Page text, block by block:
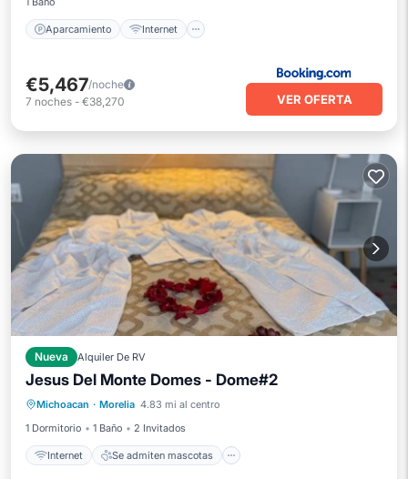
Aparcamiento Internet
€5,467/noche
7 noches - €38,270 VER OFERTA
Nueva Alquiler De RV
Jesus Del Monte Domes - Dome#2
Michoacan · Morelia 4.83 mi al centro
1 Dormitorio
1 Baño 2 Invitados
Internet Se admiten mascotas
Internet
Se admiten mascotas
Apto para niños
Lavandería